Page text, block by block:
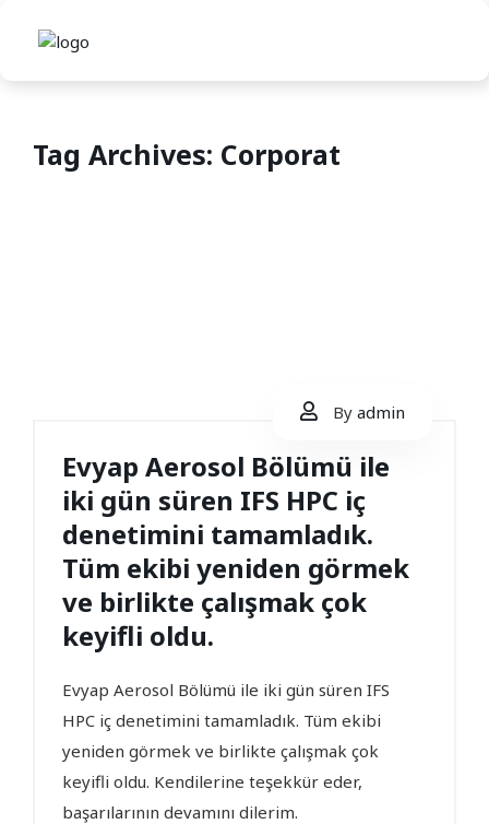
Tag Archives: Corporat
By admin
Evyap Aerosol Bölümü ile
iki gün süren IFS HPC iç
denetimini tamamladık.
Tüm ekibi yeniden görmek
ve birlikte çalışmak çok
keyifli oldu.
Evyap Aerosol Bölümü ile iki gün süren IFS
HPC iç denetimini tamamladık. Tüm ekibi
yeniden görmek ve birlikte çalışmak çok
keyifli oldu. Kendilerine teşekkür eder,
başarılarının devamını dilerim.